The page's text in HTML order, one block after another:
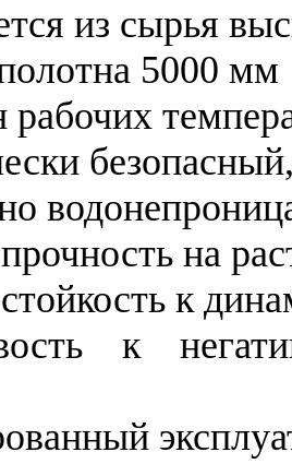
из сырья
5000 мм
рабочих
на
к
к